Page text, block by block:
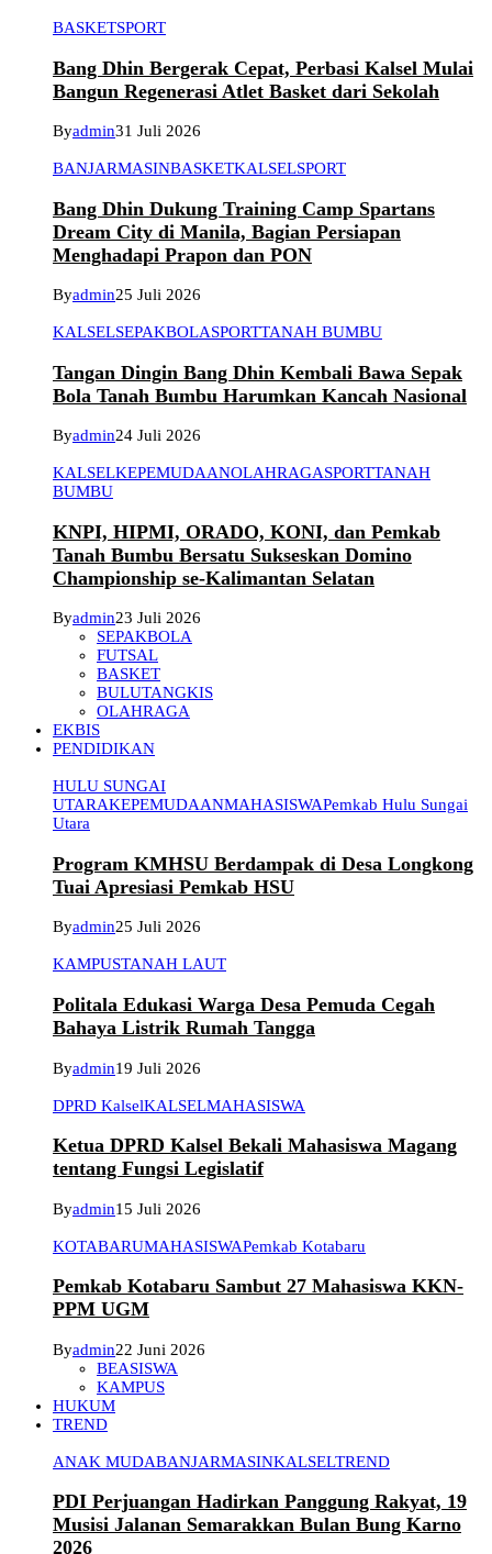
BASKETSPORT
Bang Dhin Bergerak Cepat, Perbasi Kalsel Mulai
Bangun Regenerasi Atlet Basket dari Sekolah
Byadmin31 Juli 2026
BANJARMASINBASKETKALSELSPORT
Bang Dhin Dukung Training Camp Spartans
Dream City di Manila, Bagian Persiapan
Menghadapi Prapon dan PON
Byadmin25 Juli 2026
KALSELSEPAKBOLASPORTTANAH BUMBU
Tangan Dingin Bang Dhin Kembali Bawa Sepak
Bola Tanah Bumbu Harumkan Kancah Nasional
Byadmin24 Juli 2026
KALSELKEPEMUDAANOLAHRAGASPORTTANAH
BUMBU
KNPI, HIPMI, ORADO, KONI, dan Pemkab
Tanah Bumbu Bersatu Sukseskan Domino
Championship se-Kalimantan Selatan
Byadmin23 Juli 2026
SEPAKBOLA
FUTSAL
BASKET
BULUTANGKIS
OLAHRAGA
EKBIS
PENDIDIKAN
HULU SUNGAI
UTARAKEPEMUDAANMAHASISWAPemkab Hulu Sungai
Utara
Program KMHSU Berdampak di Desa Longkong
Tuai Apresiasi Pemkab HSU
Byadmin25 Juli 2026
KAMPUSTANAH LAUT
Politala Edukasi Warga Desa Pemuda Cegah
Bahaya Listrik Rumah Tangga
Byadmin19 Juli 2026
DPRD KalselKALSELMAHASISWA
Ketua DPRD Kalsel Bekali Mahasiswa Magang
tentang Fungsi Legislatif
Byadmin15 Juli 2026
KOTABARUMAHASISWAPemkab Kotabaru
Pemkab Kotabaru Sambut 27 Mahasiswa KKN-
PPM UGM
Byadmin22 Juni 2026
BEASISWA
KAMPUS
HUKUM
TREND
ANAK MUDABANJARMASINKALSELTREND
PDI Perjuangan Hadirkan Panggung Rakyat, 19
Musisi Jalanan Semarakkan Bulan Bung Karno
2026